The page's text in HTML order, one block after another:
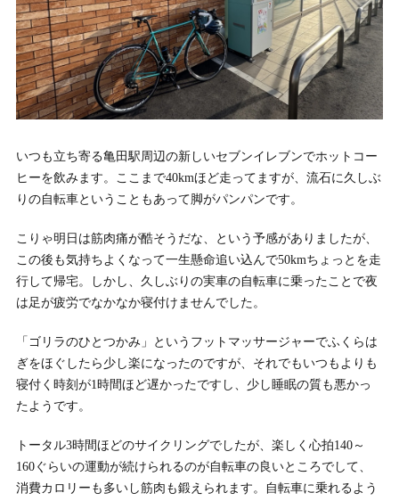
いつも立ち寄る亀田駅周辺の新しいセブンイレブンでホットコー
ヒーを飲みます。ここまで40kmほど走ってますが、流石に久しぶ
りの自転車ということもあって脚がパンパンです。
こりゃ明日は筋肉痛が酷そうだな、という予感がありましたが、
この後も気持ちよくなって一生懸命追い込んで50kmちょっとを走
行して帰宅。しかし、久しぶりの実車の自転車に乗ったことで夜
は足が疲労でなかなか寝付けませんでした。
「ゴリラのひとつかみ」というフットマッサージャーでふくらは
ぎをほぐしたら少し楽になったのですが、それでもいつもよりも
寝付く時刻が1時間ほど遅かったですし、少し睡眠の質も悪かっ
たようです。
トータル3時間ほどのサイクリングでしたが、楽しく心拍140～
160ぐらいの運動が続けられるのが自転車の良いところでして、
消費カロリーも多いし筋肉も鍛えられます。自転車に乗れるよう